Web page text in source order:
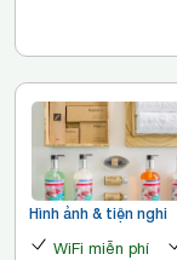
Hình ảnh & tiện nghi
WiFi miễn phí